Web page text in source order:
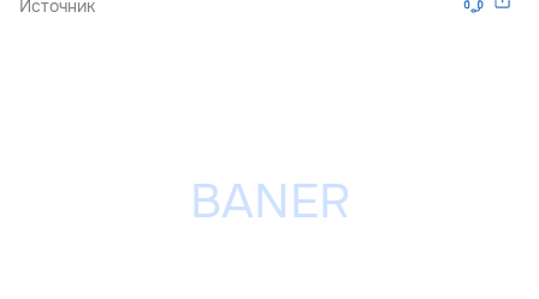
Источник